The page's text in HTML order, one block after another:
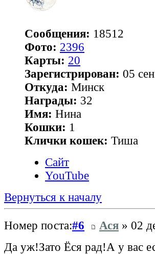
Сообщения: 18512
Фото: 2396
Карты: 20
Зарегистрирован: 05
Откуда: Минск
Награды: 32
Имя: Нина
Кошки: 1
Клички кошек: Тиша
Сайт
YouTube
Вернуться к началу
Номер поста:#6 Ася » 02
Да уж!Зато Ёся рад!А у вас